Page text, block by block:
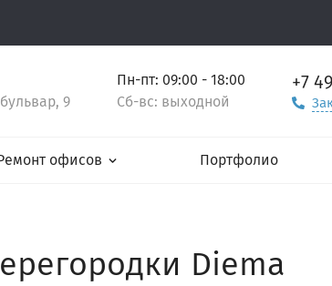
9
Пн-пт: 09:00 - 18:00
Сб-вс: выходной
+7
офисов Портфолио
Diema